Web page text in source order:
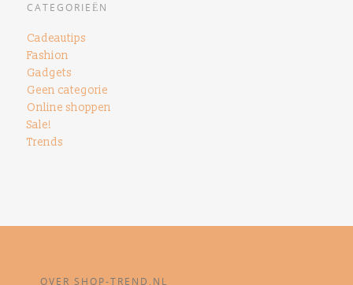
CATEGORIEËN
Cadeautips
Fashion
Gadgets
Geen categorie
Online shoppen
Sale!
Trends
OVER SHOP-TREND.NL